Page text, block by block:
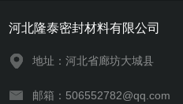
河北隆泰密封材料有限公司
地址：河北省廊坊大城县
邮箱：506552782@qq.com